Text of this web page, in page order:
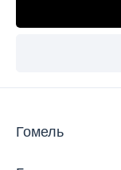
Гомель